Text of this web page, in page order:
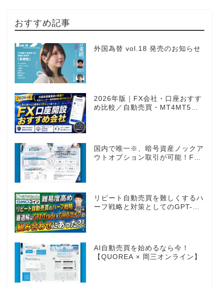
おすすめ記事
外国為替 vol.18 発売のお知らせ
2026年版｜FX会社・口座おすす
め比較／自動売買・MT4MT5対
国内で唯一※、暗号資産ノックア
ウトオプション取引が可能！FX
リピート自動売買を難しくするハ
ーフ戦略と対策としてのGPT-
AI自動売買を始めるなら今！
【QUOREA × 岡三オンライン】